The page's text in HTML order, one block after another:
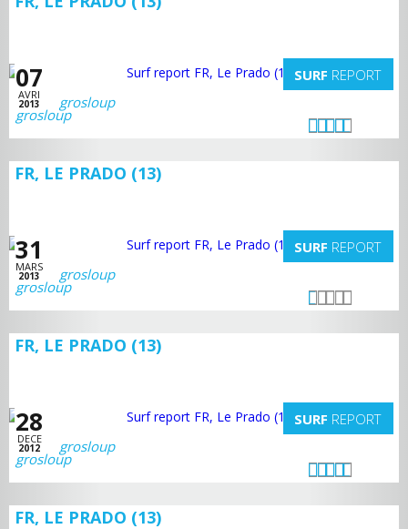
07
AVRI
2013
SURF REPORT
grosloup
FR, LE PRADO (13)
31
MARS
2013
SURF REPORT
grosloup
FR, LE PRADO (13)
28
DECE
2012
SURF REPORT
grosloup
FR, LE PRADO (13)